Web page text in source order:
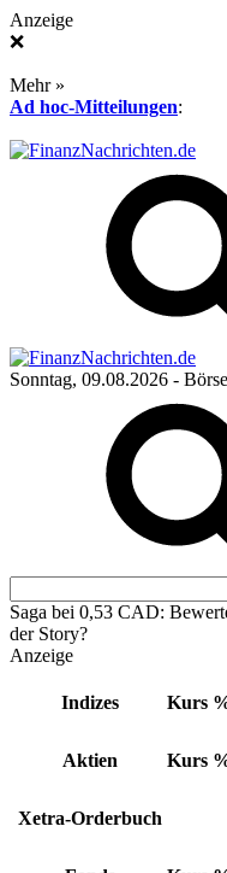
Anzeige
❌
Mehr »
Ad hoc-Mitteilungen:
Sonntag, 09.08.2026 -
Saga bei 0,53 CAD:
der Story?
Anzeige
Indizes Kurs
Aktien Kurs
Xetra-Orderbuch